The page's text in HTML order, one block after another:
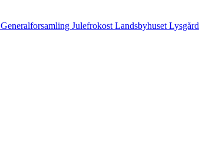
Generalforsamling Julefrokost Landsbyhuset Lysgård